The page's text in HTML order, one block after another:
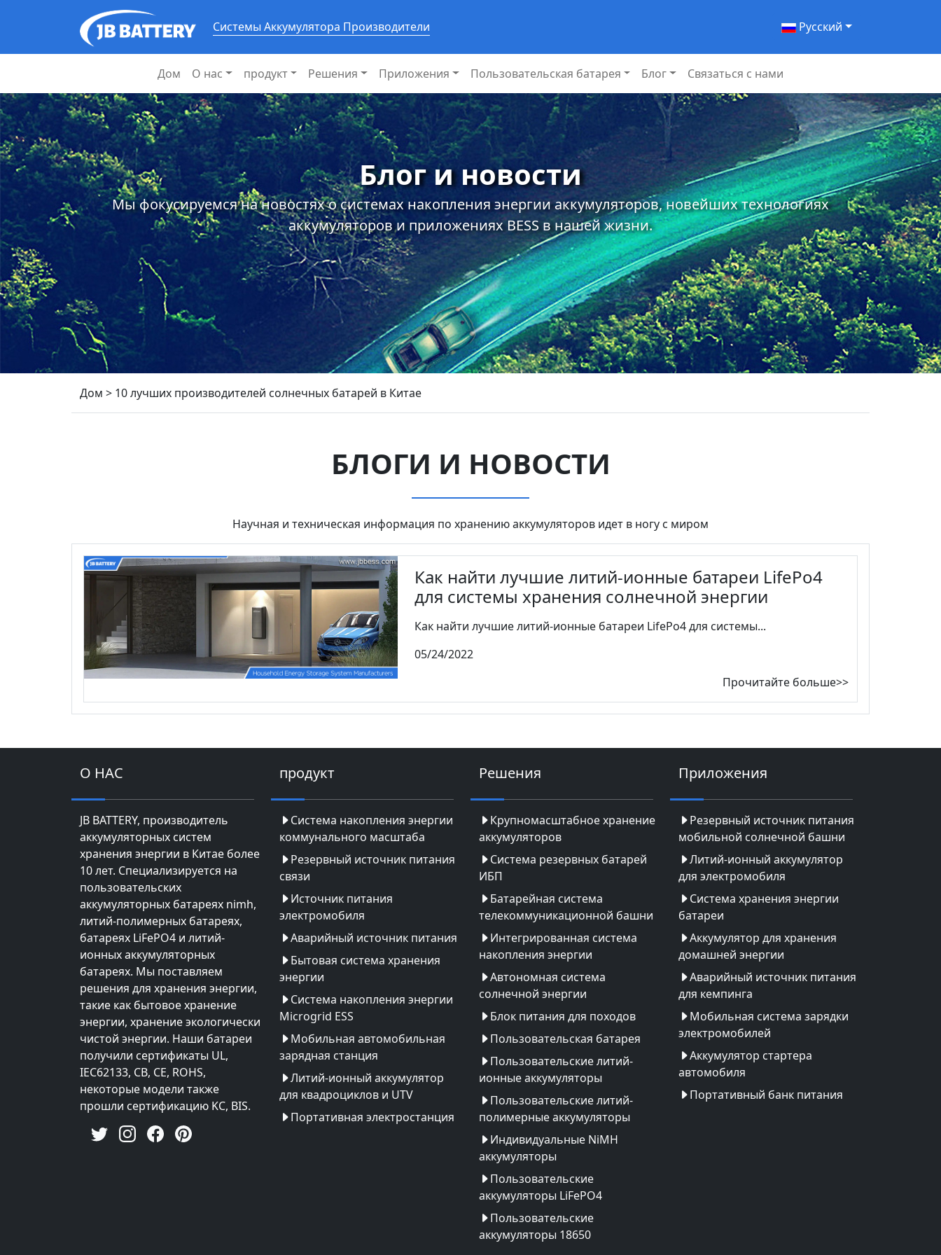
Системы Аккумулятора Производители Pусский
Дом О нас продукт Решения Приложения Пользовательская батарея Блог Связаться с нами
Блог и новости
Мы фокусируемся на новостях о системах накопления энергии аккумуляторов, новейших технологиях
аккумуляторов и приложениях BESS в нашей жизни.
Дом > 10 лучших производителей солнечных батарей в Китае
БЛОГИ И НОВОСТИ
Научная и техническая информация по хранению аккумуляторов идет в ногу с миром
Как найти лучшие литий-ионные батареи LifePo4
для системы хранения солнечной энергии
Как найти лучшие литий-ионные батареи LifePo4 для системы...
05/24/2022
Прочитайте больше>>
О НАС
JB BATTERY, производитель
аккумуляторных систем
хранения энергии в Китае более
10 лет. Специализируется на
пользовательских
аккумуляторных батареях nimh,
литий-полимерных батареях,
батареях LiFePO4 и литий-
ионных аккумуляторных
батареях. Мы поставляем
решения для хранения энергии,
такие как бытовое хранение
энергии, хранение экологически
чистой энергии. Наши батареи
получили сертификаты UL,
IEC62133, CB, CE, ROHS,
некоторые модели также
прошли сертификацию KC, BIS.
продукт
Система накопления энергии
коммунального масштаба
Резервный источник питания
связи
Источник питания
электромобиля
Аварийный источник питания
Бытовая система хранения
энергии
Система накопления энергии
Microgrid ESS
Мобильная автомобильная
зарядная станция
Литий-ионный аккумулятор
для квадроциклов и UTV
Портативная электростанция
Решения
Крупномасштабное хранение
аккумуляторов
Система резервных батарей
ИБП
Батарейная система
телекоммуникационной башни
Интегрированная система
накопления энергии
Автономная система
солнечной энергии
Блок питания для походов
Пользовательская батарея
Пользовательские литий-
ионные аккумуляторы
Пользовательские литий-
полимерные аккумуляторы
Индивидуальные NiMH
аккумуляторы
Пользовательские
аккумуляторы LiFePO4
Пользовательские
аккумуляторы 18650
Приложения
Резервный источник питания
мобильной солнечной башни
Литий-ионный аккумулятор
для электромобиля
Система хранения энергии
батареи
Аккумулятор для хранения
домашней энергии
Аварийный источник питания
для кемпинга
Мобильная система зарядки
электромобилей
Аккумулятор стартера
автомобиля
Портативный банк питания